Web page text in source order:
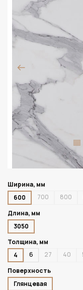
Ширина, мм
600
700 800
Длина, мм
3050
Толщина, мм
4
6 27 40
Поверхность
Глянцевая